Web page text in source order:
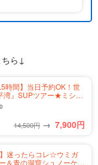
ら↓
時間】当日予約OK！世
湾』SUPツアー★ミシュ
＆送迎付き（No.301）
14,500円 → 7,900円
迷ったらコレ☆ウミガ
＆青の洞窟シュノーケリ